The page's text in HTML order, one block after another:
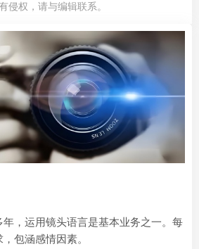
侵权，请与编辑联系。
，运用镜头语言是基本业务之一。每
包涵感情因素。